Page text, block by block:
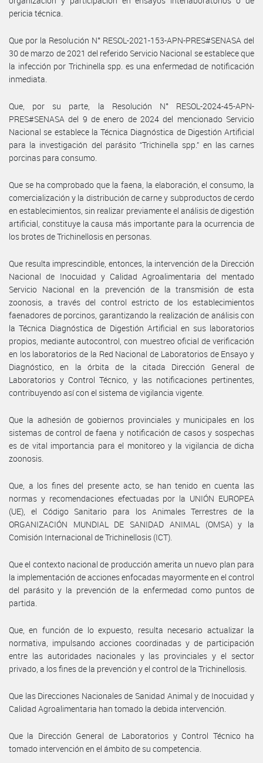
pericia técnica.
Que por la Resolución N° RESOL-2021-153-APN-PRES#SENASA del
30 de marzo de 2021 del referido Servicio Nacional se establece que
la infección por Trichinella spp. es una enfermedad de notificación
inmediata.
Que, por su parte, la Resolución N° RESOL-2024-45-APN-
PRES#SENASA del 9 de enero de 2024 del mencionado Servicio
Nacional se establece la Técnica Diagnóstica de Digestión Artificial
para la investigación del parásito “Trichinella spp.” en las carnes
porcinas para consumo.
Que se ha comprobado que la faena, la elaboración, el consumo, la
comercialización y la distribución de carne y subproductos de cerdo
en establecimientos, sin realizar previamente el análisis de digestión
artificial, constituye la causa más importante para la ocurrencia de
los brotes de Trichinellosis en personas.
Que resulta imprescindible, entonces, la intervención de la Dirección
Nacional de Inocuidad y Calidad Agroalimentaria del mentado
Servicio Nacional en la prevención de la transmisión de esta
zoonosis, a través del control estricto de los establecimientos
faenadores de porcinos, garantizando la realización de análisis con
la Técnica Diagnóstica de Digestión Artificial en sus laboratorios
propios, mediante autocontrol, con muestreo oficial de verificación
en los laboratorios de la Red Nacional de Laboratorios de Ensayo y
Diagnóstico, en la órbita de la citada Dirección General de
Laboratorios y Control Técnico, y las notificaciones pertinentes,
contribuyendo así con el sistema de vigilancia vigente.
Que la adhesión de gobiernos provinciales y municipales en los
sistemas de control de faena y notificación de casos y sospechas
es de vital importancia para el monitoreo y la vigilancia de dicha
zoonosis.
Que, a los fines del presente acto, se han tenido en cuenta las
normas y recomendaciones efectuadas por la UNIÓN EUROPEA
(UE), el Código Sanitario para los Animales Terrestres de la
ORGANIZACIÓN MUNDIAL DE SANIDAD ANIMAL (OMSA) y la
Comisión Internacional de Trichinellosis (ICT).
Que el contexto nacional de producción amerita un nuevo plan para
la implementación de acciones enfocadas mayormente en el control
del parásito y la prevención de la enfermedad como puntos de
partida.
Que, en función de lo expuesto, resulta necesario actualizar la
normativa, impulsando acciones coordinadas y de participación
entre las autoridades nacionales y las provinciales y el sector
privado, a los fines de la prevención y el control de la Trichinellosis.
Que las Direcciones Nacionales de Sanidad Animal y de Inocuidad y
Calidad Agroalimentaria han tomado la debida intervención.
Que la Dirección General de Laboratorios y Control Técnico ha
tomado intervención en el ámbito de su competencia.